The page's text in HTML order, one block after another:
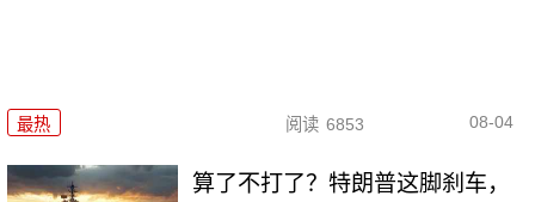
最热 阅读 6853 08-04
算了不打了？特朗普这脚刹车，